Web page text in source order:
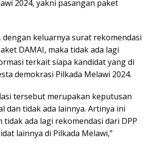
2024, yakni pasangan paket
dengan keluarnya surat rekomendasi
DAMAI, maka tidak ada lagi
terkait siapa kandidat yang di
demokrasi Pilkada Melawi 2024.
tersebut merupakan keputusan
dan tidak ada lainnya. Artinya ini
tidak ada lagi rekomendasi dari DPP
lainnya di Pilkada Melawi,”